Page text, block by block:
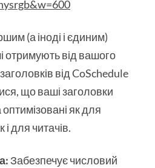
(а іноді і єдиним)
отримують від вашого
від CoSchedule
що ваші заголовки
як для
для читачів.
Забезпечує числовий